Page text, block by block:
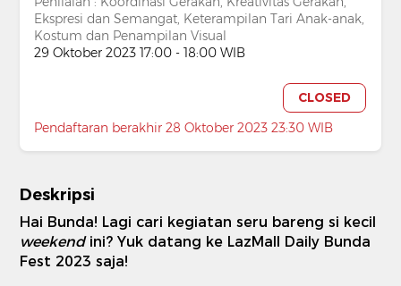
Ekspresi dan Semangat, Keterampilan Tari Anak-anak,
Kostum dan Penampilan Visual
29 Oktober 2023 17:00 - 18:00 WIB
CLOSED
Pendaftaran berakhir 28 Oktober 2023 23:30 WIB
Deskripsi
Hai Bunda! Lagi cari kegiatan seru bareng si kecil
weekendini? Yuk datang ke LazMall Daily Bunda
Fest 2023 saja!